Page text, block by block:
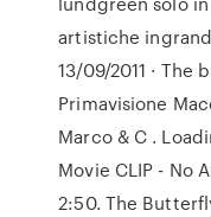
artistiche
13/09/2011 ·
Primavisione
Marco & C .
Movie CLIP - No
2:50. The